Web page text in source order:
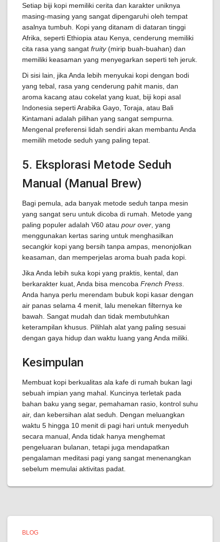
Setiap biji kopi memiliki cerita dan karakter uniknya
masing-masing yang sangat dipengaruhi oleh tempat
asalnya tumbuh. Kopi yang ditanam di dataran tinggi
Afrika, seperti Ethiopia atau Kenya, cenderung memiliki
cita rasa yang sangat fruity(mirip buah-buahan) dan
memiliki keasaman yang menyegarkan seperti teh jeruk.
Di sisi lain, jika Anda lebih menyukai kopi dengan bodi
yang tebal, rasa yang cenderung pahit manis, dan
aroma kacang atau cokelat yang kuat, biji kopi asal
Indonesia seperti Arabika Gayo, Toraja, atau Bali
Kintamani adalah pilihan yang sangat sempurna.
Mengenal preferensi lidah sendiri akan membantu Anda
memilih metode seduh yang paling tepat.
5. Eksplorasi Metode Seduh
Manual (Manual Brew)
Bagi pemula, ada banyak metode seduh tanpa mesin
yang sangat seru untuk dicoba di rumah. Metode yang
paling populer adalah V60 atau pour over , yang
menggunakan kertas saring untuk menghasilkan
secangkir kopi yang bersih tanpa ampas, menonjolkan
keasaman, dan memperjelas aroma buah pada kopi.
Jika Anda lebih suka kopi yang praktis, kental, dan
berkarakter kuat, Anda bisa mencoba French Press
Anda hanya perlu merendam bubuk kopi kasar dengan
air panas selama 4 menit, lalu menekan filternya ke
bawah. Sangat mudah dan tidak membutuhkan
keterampilan khusus. Pilihlah alat yang paling sesuai
dengan gaya hidup dan waktu luang yang Anda miliki.
Kesimpulan
Membuat kopi berkualitas ala kafe di rumah bukan lagi
sebuah impian yang mahal. Kuncinya terletak pada
bahan baku yang segar, pemahaman rasio, kontrol suhu
air, dan kebersihan alat seduh. Dengan meluangkan
waktu 5 hingga 10 menit di pagi hari untuk menyeduh
secara manual, Anda tidak hanya menghemat
pengeluaran bulanan, tetapi juga mendapatkan
pengalaman meditasi pagi yang sangat menenangkan
sebelum memulai aktivitas padat.
BLOG